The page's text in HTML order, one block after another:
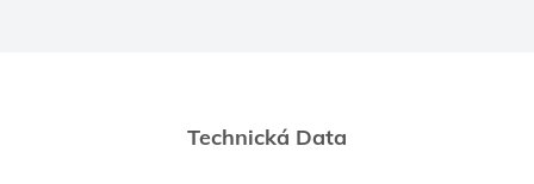
Technická Data